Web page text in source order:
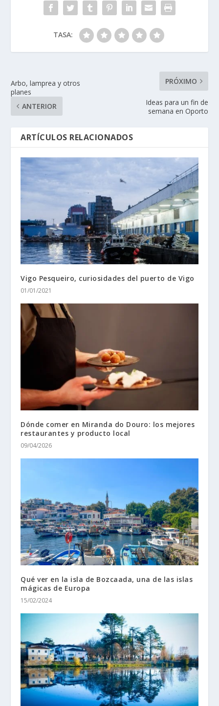
TASA:
Arbo, lamprea y otros
planes
ANTERIOR
PRÓXIMO
Ideas para un fin de
semana en Oporto
ARTÍCULOS RELACIONADOS
Vigo Pesqueiro, curiosidades del puerto de Vigo
01/01/2021
Dónde comer en Miranda do Douro: los mejores
restaurantes y producto local
09/04/2026
Qué ver en la isla de Bozcaada, una de las islas
mágicas de Europa
15/02/2024